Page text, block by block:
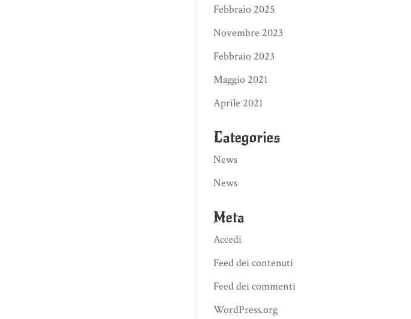
Febbraio 2025
Novembre 2023
Febbraio 2023
Maggio 2021
Aprile 2021
Categories
News
News
Meta
Accedi
Feed dei contenuti
Feed dei commenti
WordPress.org